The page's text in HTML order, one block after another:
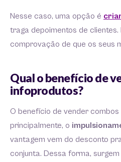
Nesse caso, uma opção é
traga depoimentos de
comprovação de que os seus
Qual o benefício de
infoprodutos?
O benefício de vender
principalmente, o
vantagem vem do desconto
conjunta. Dessa forma,